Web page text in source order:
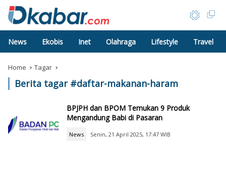
News Ekobis Inet Olahraga Lifestyle Travel
Home Tagar
Berita tagar #daftar-makanan-haram
BPJPH dan BPOM Temukan 9 Produk
Mengandung Babi di Pasaran
News Senin, 21 April 2025, 17:47 WIB